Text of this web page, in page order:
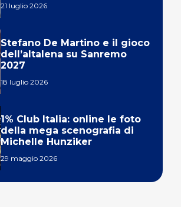
21 luglio 2026
Stefano De Martino e il gioco
dell’altalena su Sanremo
2027
18 luglio 2026
1% Club Italia: online le foto
della mega scenografia di
Michelle Hunziker
29 maggio 2026